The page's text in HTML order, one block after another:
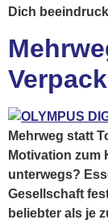
Dich
Mehrweg statt
Motivation zum
unterwegs?
Gesellschaft
beliebter als je